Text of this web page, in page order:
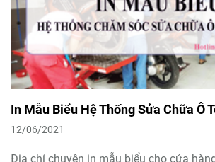
In Mẫu Biểu Hệ Thống Sửa Chữa Ô
12/06/2021
Địa chỉ chuyên in mẫu biểu cho cửa